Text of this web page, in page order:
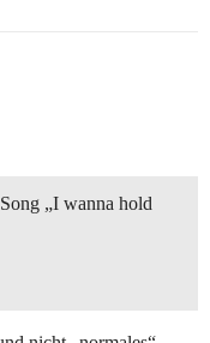
„I wanna hold